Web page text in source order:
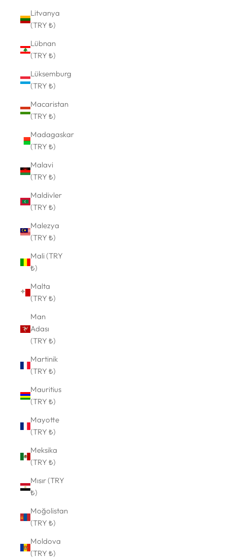
Litvanya
(TRY ₺)
Lübnan
(TRY ₺)
Lüksemburg
(TRY ₺)
Macaristan
(TRY ₺)
Madagaskar
(TRY ₺)
Malavi
(TRY ₺)
Maldivler
(TRY ₺)
Malezya
(TRY ₺)
Mali (TRY
₺)
Malta
(TRY ₺)
Man
Adası
(TRY ₺)
Martinik
(TRY ₺)
Mauritius
(TRY ₺)
Mayotte
(TRY ₺)
Meksika
(TRY ₺)
Mısır (TRY
₺)
Moğolistan
(TRY ₺)
Moldova
(TRY ₺)